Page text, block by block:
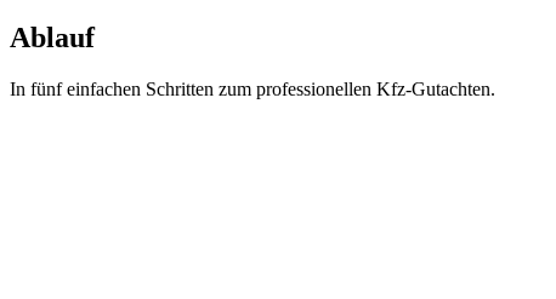
Ablauf
In fünf einfachen Schritten zum professionellen Kfz-Gutachten.